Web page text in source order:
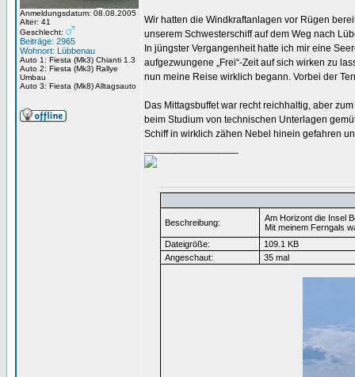
Anmeldungsdatum: 08.08.2005
Alter: 41
Geschlecht:
Beiträge: 2965
Wohnort: Lübbenau
Auto 1: Fiesta (Mk3) Chianti 1.3
Auto 2: Fiesta (Mk3) Rallye
Umbau
Auto 3: Fiesta (Mk8) Alltagsauto
Wir hatten die Windkraftanlagen vor Rügen
unserem Schwesterschiff auf dem Weg nach
In jüngster Vergangenheit hatte ich mir eine
aufgezwungene „Frei“-Zeit auf sich wirken zu
nun meine Reise wirklich begann. Vorbei der
Das Mittagsbuffet war recht reichhaltig, aber
beim Studium von technischen Unterlagen
Schiff in wirklich zähen Nebel hinein gefahren
Beschreibung:
Am Horizont die Insel
Mit meinem Ferngals
Dateigröße:
109.1 KB
Angeschaut:
35 mal